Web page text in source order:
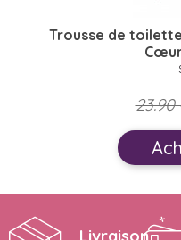
Trousse de